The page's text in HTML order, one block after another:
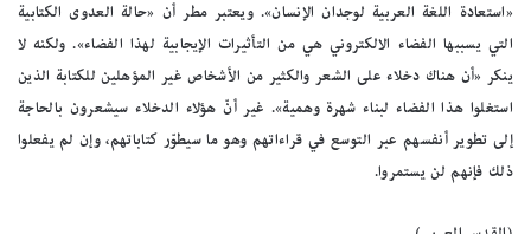
«استعادة اللغة العربية لوجدان الإنسان». ويعتبر مطر أن «حالة العدوى الكتابية
التي يسببها الفضاء الالكتروني هي من التأثيرات الإيجابية لهذا الفضاء». ولكنه لا
ينكر «أن هناك دخلاء على الشعر والكثير من الأشخاص غير المؤهلين للكتابة الذين
استغلوا هذا الفضاء لبناء شهرة وهمية». غير أنّ هؤلاء الدخلاء سيشعرون بالحاجة
إلى تطوير أنفسهم عبر التوسع في قراءاتهم وهو ما سيطوّر كتاباتهم، وإن لم يفعلوا
ذلك فإنهم لن يستمروا.